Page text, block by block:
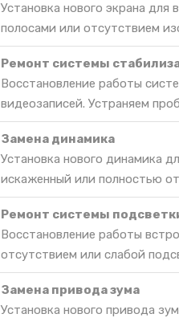
Установка нового экрана
полосами или отсутствием
Ремонт системы
Восстановление работы
видеозаписей. Устраняем
Замена динамика
Установка нового динамика
искаженный или полностью
Ремонт системы
Восстановление работы
отсутствием или слабой
Замена привода зума
Установка нового привода